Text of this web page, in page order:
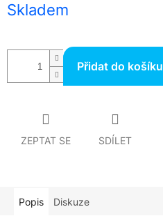
cena:
Skladem
Přidat do košíku
ZEPTAT SE SDÍLET
Popis Diskuze